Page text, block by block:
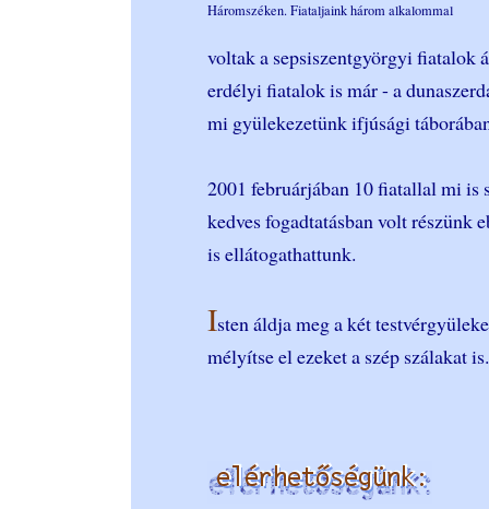
Háromszéken. Fiataljaink három alkalommal
voltak a sepsiszentgyörgyi fiatalok
erdélyi fiatalok is már - a
mi gyülekezetünk ifjúsági
2001 februárjában 10 fiatallal mi is
kedves fogadtatásban volt részünk
is ellátogathattunk.
Isten áldja meg a két
mélyítse el ezeket a szép szálakat is.